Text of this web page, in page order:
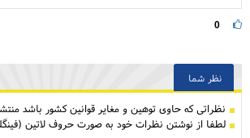
0
نظر شما
نظراتی كه حاوی توهین و مغایر قوانین کشور باشد
لطفا از نوشتن نظرات خود به صورت حروف لاتین